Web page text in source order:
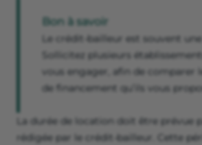
Bon à savoir
Le crédit-bailleur est souvent
Sollicitez plusieurs
vous engager, afin de comparer
de financement qu’ils vous
La durée de location doit être prévue
rédigée par le crédit-bailleur. Cette